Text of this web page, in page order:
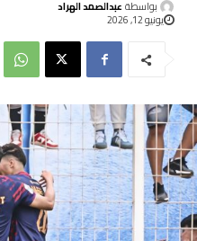
بواسطة عبدالصمد الهراد
يونيو 12, 2026